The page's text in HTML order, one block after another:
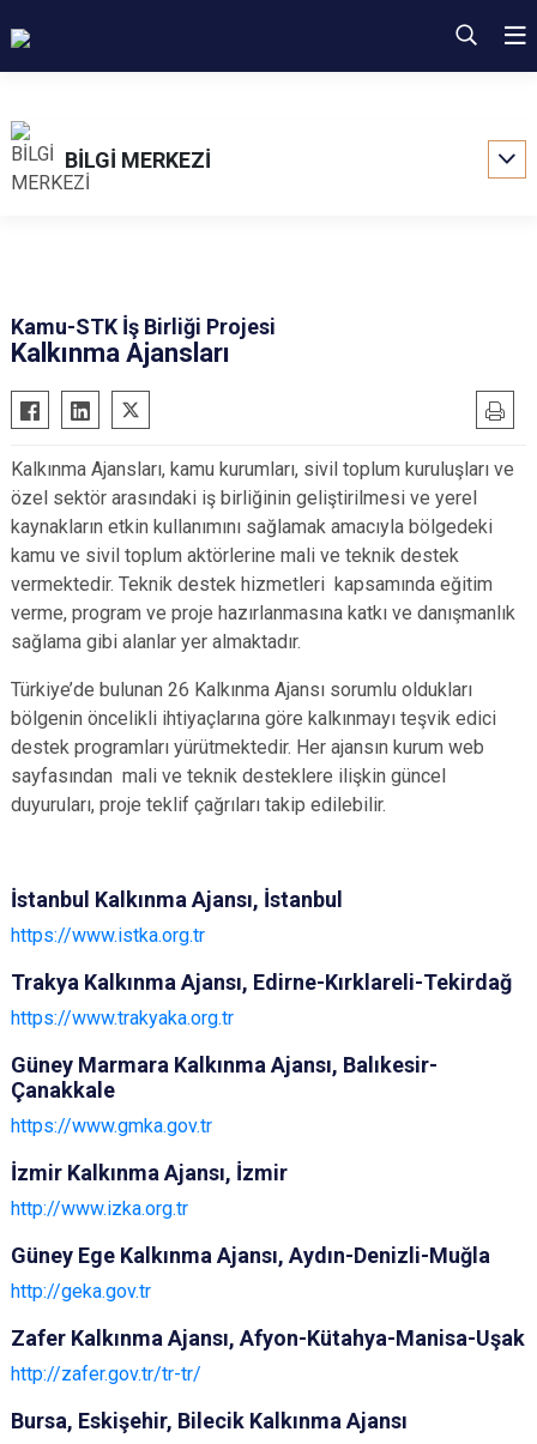
BİLGİ MERKEZİ
Kamu-STK İş Birliği Projesi
Kalkınma Ajansları
Kalkınma Ajansları, kamu kurumları, sivil toplum kuruluşları ve
özel sektör arasındaki iş birliğinin geliştirilmesi ve yerel
kaynakların etkin kullanımını sağlamak amacıyla bölgedeki
kamu ve sivil toplum aktörlerine mali ve teknik destek
vermektedir. Teknik destek hizmetleri kapsamında eğitim
verme, program ve proje hazırlanmasına katkı ve danışmanlık
sağlama gibi alanlar yer almaktadır.
Türkiye’de bulunan 26 Kalkınma Ajansı sorumlu oldukları
bölgenin öncelikli ihtiyaçlarına göre kalkınmayı teşvik edici
destek programları yürütmektedir. Her ajansın kurum web
sayfasından mali ve teknik desteklere ilişkin güncel
duyuruları, proje teklif çağrıları takip edilebilir.
İstanbul Kalkınma Ajansı, İstanbul
https://www.istka.org.tr
Trakya Kalkınma Ajansı, Edirne-Kırklareli-Tekirdağ
https://www.trakyaka.org.tr
Güney Marmara Kalkınma Ajansı, Balıkesir-
Çanakkale
https://www.gmka.gov.tr
İzmir Kalkınma Ajansı, İzmir
http://www.izka.org.tr
Güney Ege Kalkınma Ajansı, Aydın-Denizli-Muğla
http://geka.gov.tr
Zafer Kalkınma Ajansı, Afyon-Kütahya-Manisa-Uşak
http://zafer.gov.tr/tr-tr/
Bursa, Eskişehir, Bilecik Kalkınma Ajansı